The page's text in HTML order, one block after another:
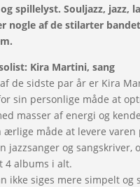
spillelyst. Souljazz, jazz,
nogle af de stilarter
Kira Martini, sang
de sidste par år er Kira
sin personlige måde at
masser af energi og
ærlige måde at levere varen
jazzsanger og sangskriver,
4 albums i alt.
ikke siges mere simpelt og